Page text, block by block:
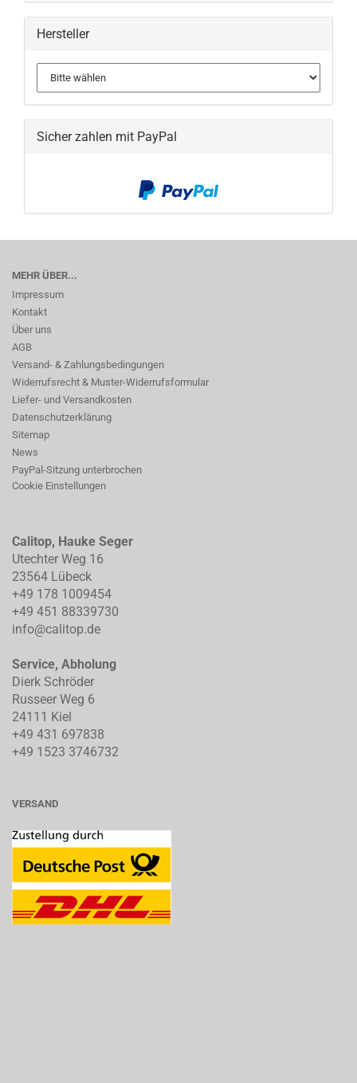
Hersteller
Sicher zahlen mit PayPal
MEHR ÜBER...
Impressum
Kontakt
Über uns
AGB
Versand- & Zahlungsbedingungen
Widerrufsrecht & Muster-Widerrufsformular
Liefer- und Versandkosten
Datenschutzerklärung
Sitemap
News
PayPal-Sitzung unterbrochen
Cookie Einstellungen
Calitop, Hauke Seger
Utechter Weg 16
23564 Lübeck
+49 178 1009454
+49 451 88339730
info@calitop.de
Service, Abholung
Dierk Schröder
Russeer Weg 6
24111 Kiel
+49 431 697838
+49 1523 3746732
VERSAND